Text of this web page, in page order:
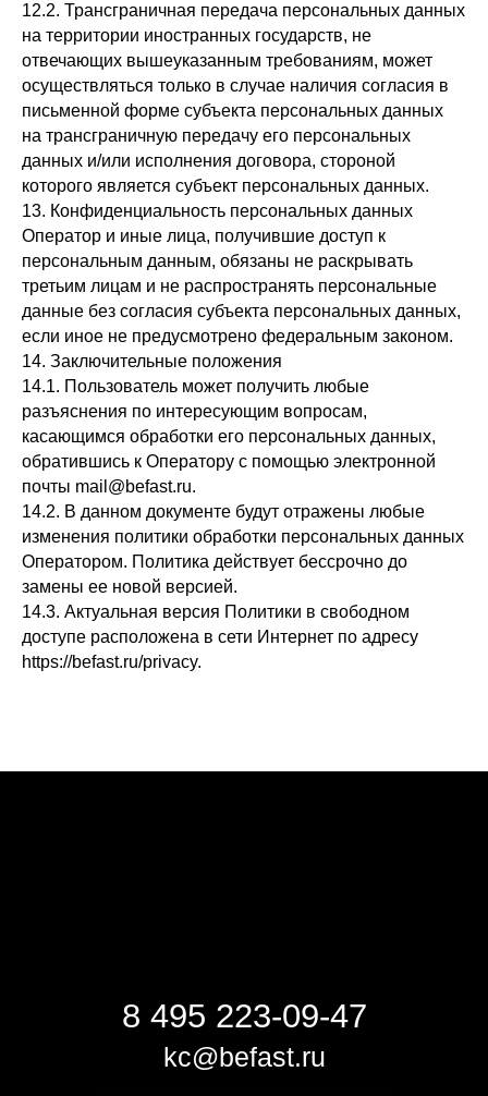
12.2. Трансграничная передача персональных данных
на территории иностранных государств, не
отвечающих вышеуказанным требованиям, может
осуществляться только в случае наличия согласия в
письменной форме субъекта персональных данных
на трансграничную передачу его персональных
данных и/или исполнения договора, стороной
которого является субъект персональных данных.
13. Конфиденциальность персональных данных
Оператор и иные лица, получившие доступ к
персональным данным, обязаны не раскрывать
третьим лицам и не распространять персональные
данные без согласия субъекта персональных данных,
если иное не предусмотрено федеральным законом.
14. Заключительные положения
14.1. Пользователь может получить любые
разъяснения по интересующим вопросам,
касающимся обработки его персональных данных,
обратившись к Оператору с помощью электронной
почты mail@befast.ru.
14.2. В данном документе будут отражены любые
изменения политики обработки персональных данных
Оператором. Политика действует бессрочно до
замены ее новой версией.
14.3. Актуальная версия Политики в свободном
доступе расположена в сети Интернет по адресу
https://befast.ru/privacy.